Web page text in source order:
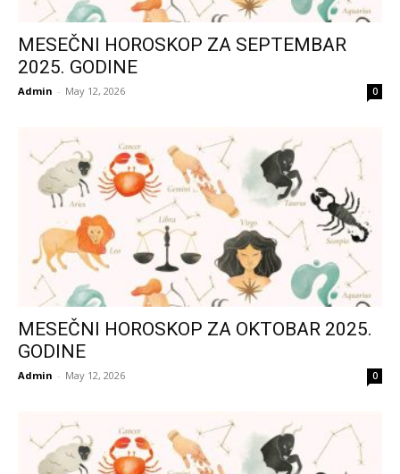
MESEČNI HOROSKOP ZA SEPTEMBAR
2025. GODINE
Admin - May 12, 2026 0
MESEČNI HOROSKOP ZA OKTOBAR 2025.
GODINE
Admin - May 12, 2026 0